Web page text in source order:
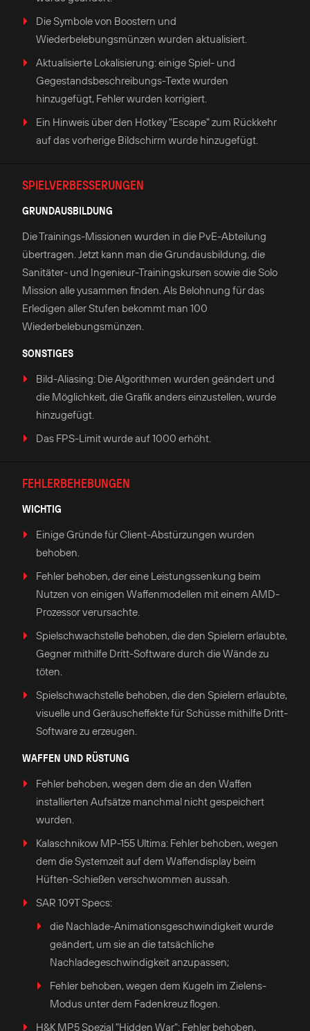
Die Symbole von Boostern und
Wiederbelebungsmünzen wurden aktualisiert.
Aktualisierte Lokalisierung: einige Spiel- und
Gegestandsbeschreibungs-Texte wurden
hinzugefügt, Fehler wurden korrigiert.
Ein Hinweis über den Hotkey "Escape" zum Rückkehr
auf das vorherige Bildschirm wurde hinzugefügt.
SPIELVERBESSERUNGEN
GRUNDAUSBILDUNG
Die Trainings-Missionen wurden in die PvE-Abteilung
übertragen. Jetzt kann man die Grundausbildung, die
Sanitäter- und Ingenieur-Trainingskursen sowie die Solo
Mission alle yusammen finden. Als Belohnung für das
Erledigen aller Stufen bekommt man 100
Wiederbelebungsmünzen.
SONSTIGES
Bild-Aliasing: Die Algorithmen wurden geändert und
die Möglichkeit, die Grafik anders einzustellen, wurde
hinzugefügt.
Das FPS-Limit wurde auf 1000 erhöht.
FEHLERBEHEBUNGEN
WICHTIG
Einige Gründe für Client-Abstürzungen wurden
behoben.
Fehler behoben, der eine Leistungssenkung beim
Nutzen von einigen Waffenmodellen mit einem AMD-
Prozessor verursachte.
Spielschwachstelle behoben, die den Spielern erlaubte,
Gegner mithilfe Dritt-Software durch die Wände zu
töten.
Spielschwachstelle behoben, die den Spielern erlaubte,
visuelle und Geräuscheffekte für Schüsse mithilfe Dritt-
Software zu erzeugen.
WAFFEN UND RÜSTUNG
Fehler behoben, wegen dem die an den Waffen
installierten Aufsätze manchmal nicht gespeichert
wurden.
Kalaschnikow MP-155 Ultima: Fehler behoben, wegen
dem die Systemzeit auf dem Waffendisplay beim
Hüften-Schießen verschwommen aussah.
SAR 109T Specs:
die Nachlade-Animationsgeschwindigkeit wurde
geändert, um sie an die tatsächliche
Nachladegeschwindigkeit anzupassen;
Fehler behoben, wegen dem Kugeln im Zielens-
Modus unter dem Fadenkreuz flogen.
H&K MP5 Spezial "Hidden War": Fehler behoben,